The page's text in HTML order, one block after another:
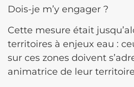
Dois-je m’y engager ?
Cette mesure était
territoires à enjeux eau :
sur ces zones doivent
animatrice de leur